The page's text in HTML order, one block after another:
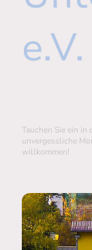
e.V.
Tauchen Sie ein
unvergessliche
willkommen!